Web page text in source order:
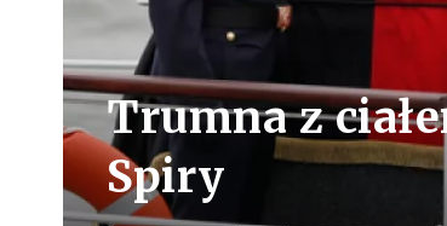
Trumna z
Spiry